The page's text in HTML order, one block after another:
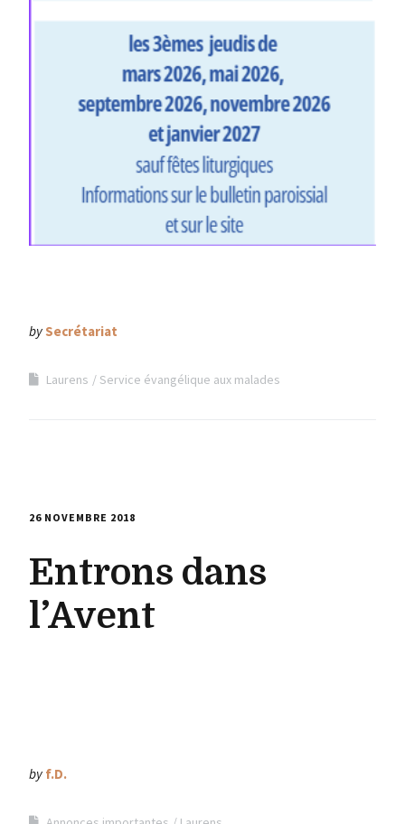
bySecrétariat
Laurens Service évangélique aux malades
26 NOVEMBRE 2018
Entrons dans
l’Avent
by f.D.